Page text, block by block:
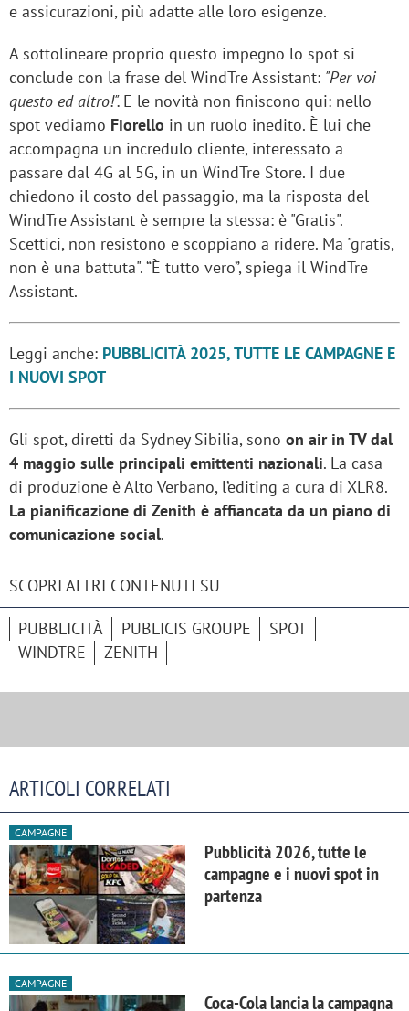
e assicurazioni, più adatte alle loro esigenze.
A sottolineare proprio questo impegno lo spot si
conclude con la frase del WindTre Assistant: "Per voi
questo ed altro!". E le novità non finiscono qui: nello
spot vediamo Fiorello in un ruolo inedito. È lui che
accompagna un incredulo cliente, interessato a
passare dal 4G al 5G, in un WindTre Store. I due
chiedono il costo del passaggio, ma la risposta del
WindTre Assistant è sempre la stessa: è "Gratis".
Scettici, non resistono e scoppiano a ridere. Ma "gratis,
non è una battuta". “È tutto vero”, spiega il WindTre
Assistant.
Leggi anche: PUBBLICITÀ 2025, TUTTE LE CAMPAGNE E
I NUOVI SPOT
Gli spot, diretti da Sydney Sibilia, sono on air in TV dal
4 maggio sulle principali emittenti nazionali. La casa
di produzione è Alto Verbano, l’editing a cura di XLR8.
La pianificazione di Zenith è affiancata da un piano di
comunicazione social.
SCOPRI ALTRI CONTENUTI SU
PUBBLICITÀ PUBLICIS GROUPE
SPOT
WINDTRE
ZENITH
ARTICOLI CORRELATI
CAMPAGNE
Pubblicità 2026, tutte le
campagne e i nuovi spot in
partenza
CAMPAGNE
Coca-Cola lancia la campagna